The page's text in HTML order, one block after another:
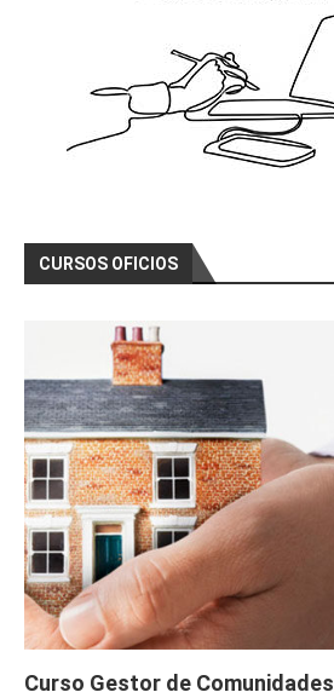
CURSOS OFICIOS
Curso Gestor de Comunidades